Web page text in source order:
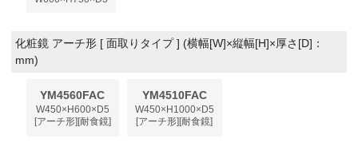
化粧鏡 アーチ形 [ 面取りタイプ ] (横幅[W]×縦幅[H]×厚さ[D]：
mm)
YM4560FAC
W450×H600×D5
[アーチ形][耐食鏡]
YM4510FAC
W450×H1000×D5
[アーチ形][耐食鏡]